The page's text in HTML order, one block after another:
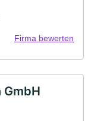
Firma bewerten